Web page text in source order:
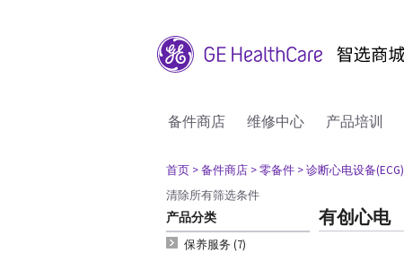
备件商店 维修中心 产品培训
首页 > 备件商店 > 零备件 > 诊断心电设备(ECG)
清除所有筛选条件
产品分类
保养服务 (7)
有创心电